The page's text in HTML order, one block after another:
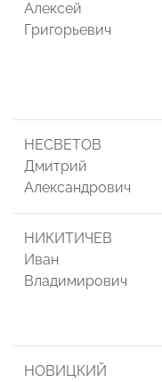
Алексей
Григорьевич
НЕСВЕТОВ
Дмитрий
Александрович
НИКИТИЧЕВ
Иван
Владимирович
НОВИЦКИЙ